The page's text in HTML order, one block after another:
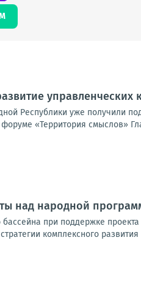
управленческих
Республики уже получили
«Территория смыслов»
над народной
при поддержке
комплексного